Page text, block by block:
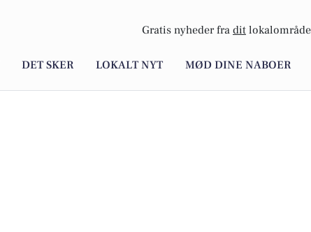
Gratis nyheder fra dit
DET SKER LOKALT NYT MØD DINE NABOER